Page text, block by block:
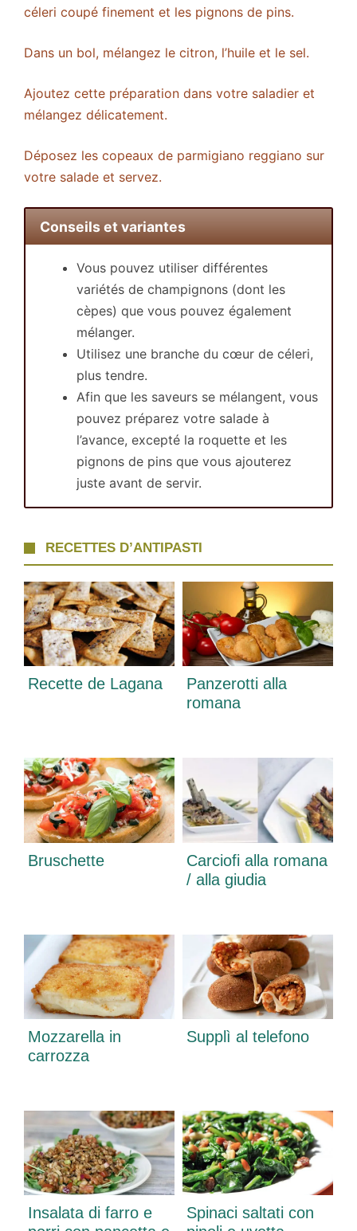
céleri coupé finement et les pignons de pins.
Dans un bol, mélangez le citron, l’huile et le sel.
Ajoutez cette préparation dans votre saladier et
mélangez délicatement.
Déposez les copeaux de parmigiano reggiano sur
votre salade et servez.
Conseils et variantes
Vous pouvez utiliser différentes
variétés de champignons (dont les
cèpes) que vous pouvez également
mélanger.
Utilisez une branche du cœur de céleri,
plus tendre.
Afin que les saveurs se mélangent, vous
pouvez préparez votre salade à
l’avance, excepté la roquette et les
pignons de pins que vous ajouterez
juste avant de servir.
RECETTES D’ANTIPASTI
Recette de Lagana
Panzerotti alla
romana
Bruschette
Carciofi alla romana
/ alla giudia
Mozzarella in
carrozza
Supplì al telefono
Insalata di farro e
Spinaci saltati con